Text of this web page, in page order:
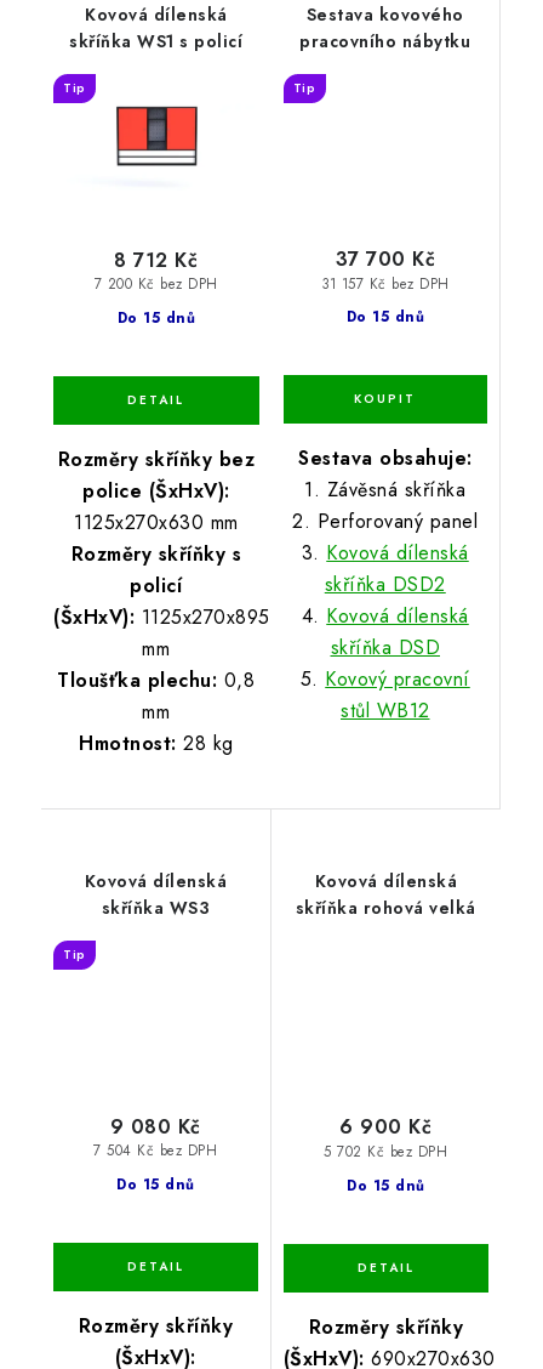
Kovová dílenská
skříňka WS1 s policí
Tip
Do 15 dnů
7 200 Kč bez DPH
8 712 Kč
Rozměry skříňky bez
police (ŠxHxV):
1125x270x630 mm
Rozměry skříňky s
policí
(ŠxHxV): 1125x270x895
mm
Tloušťka plechu: 0,8
mm
Hmotnost: 28 kg
Sestava kovového
pracovního nábytku
Tip
Do 15 dnů
31 157 Kč bez DPH
37 700 Kč
Sestava obsahuje:
1. Závěsná skříňka
2. Perforovaný panel
3. Kovová dílenská
skříňka DSD2
4. Kovová dílenská
skříňka DSD
5. Kovový pracovní
stůl WB12
Kovová dílenská
skříňka WS3
Tip
Do 15 dnů
7 504 Kč bez DPH
9 080 Kč
Rozměry skříňky
(ŠxHxV):
Kovová dílenská
skříňka rohová velká
Do 15 dnů
5 702 Kč bez DPH
6 900 Kč
Rozměry skříňky
(ŠxHxV): 690x270x630